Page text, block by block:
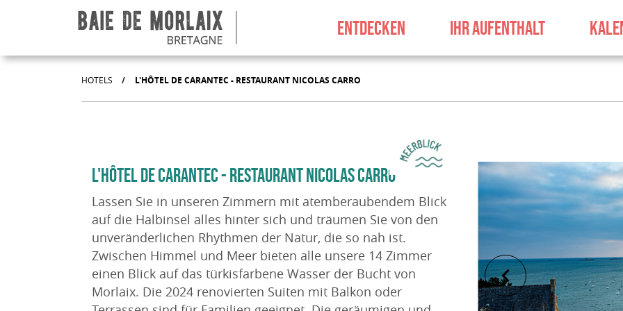
Aller au contenu
Aller à la recherche
Aller au bas de page
ENTDECKEN IHR AUFENTHALT
HOTELS / L'HÔTEL DE CARANTEC - RESTAURANT NICOLAS CARRO
L'HÔTEL DE CARANTEC - RESTAURANT NICOLAS CARRO
Lassen Sie in unseren Zimmern mit atemberaubendem Blick
auf die Halbinsel alles hinter sich und träumen Sie von den
unveränderlichen Rhythmen der Natur, die so nah ist.
Zwischen Himmel und Meer bieten alle unsere 14 Zimmer
einen Blick auf das türkisfarbene Wasser der Bucht von
Morlaix. Die 2024 renovierten Suiten mit Balkon oder